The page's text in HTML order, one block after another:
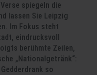
spiegeln die
lassen Sie Leipzig
Im Fokus steht
eindrucksvoll
berühmte Zeilen,
„Nationalgetränk“:
so